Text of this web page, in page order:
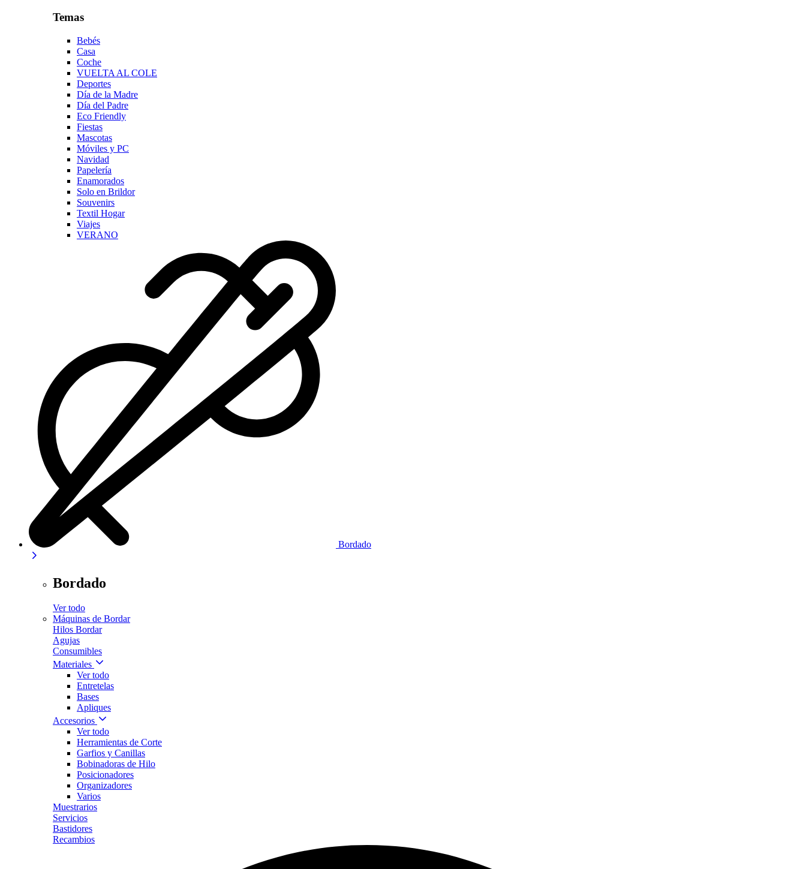
Temas
Bebés
Casa
Coche
VUELTA AL COLE
Deportes
Día de la Madre
Día del Padre
Eco Friendly
Fiestas
Mascotas
Móviles y PC
Navidad
Papelería
Enamorados
Solo en Brildor
Souvenirs
Textil Hogar
Viajes
VERANO
Bordado
Bordado
Ver todo
Máquinas de Bordar
Hilos Bordar
Agujas
Consumibles
Materiales
Ver todo
Entretelas
Bases
Apliques
Accesorios
Ver todo
Herramientas de Corte
Garfios y Canillas
Bobinadoras de Hilo
Posicionadores
Organizadores
Varios
Muestrarios
Servicios
Bastidores
Recambios